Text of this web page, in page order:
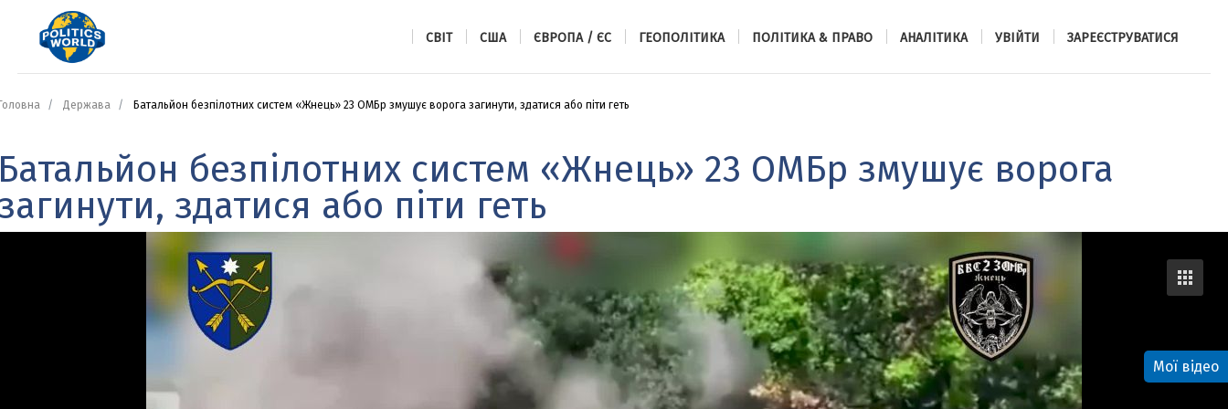
СВІТ США ЄВРОПА / ЄС ГЕОПОЛІТИКА ПОЛІТИКА & ПРАВО АНАЛІТИКА УВІЙТИ ЗАРЕЄСТРУВАТИСЯ
Держава Батальйон безпілотних систем «Жнець» 23 ОМБр змушує ворога загинути, здатися або піти геть
безпілотних систем «Жнець» 23 ОМБр змушує ворога
здатися або піти геть
Мої відео